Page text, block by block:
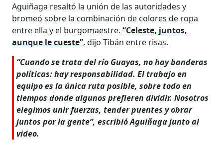
Aguiñaga resaltó la unión de las autoridades y
bromeó sobre la combinación de colores de ropa
entre ella y el burgomaestre.“Celeste, juntos,
aunque le cueste”, dijo Tibán entre risas.
“Cuando se trata del río Guayas, no hay banderas
políticas: hay responsabilidad. El trabajo en
equipo es la única ruta posible, sobre todo en
tiempos donde algunos prefieren dividir. Nosotros
elegimos unir fuerzas, tender puentes y obrar
juntos por la gente”, escribió Aguiñaga junto al
video.